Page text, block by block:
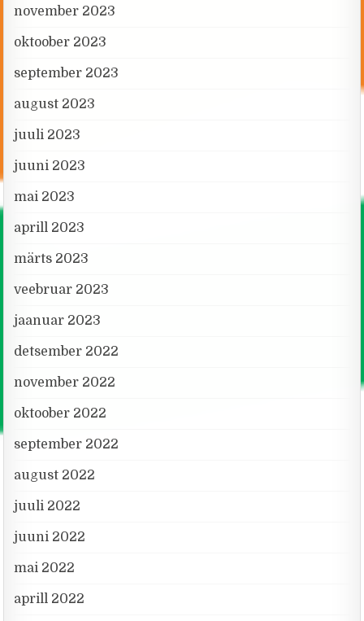
november 2023
oktoober 2023
september 2023
august 2023
juuli 2023
juuni 2023
mai 2023
aprill 2023
märts 2023
veebruar 2023
jaanuar 2023
detsember 2022
november 2022
oktoober 2022
september 2022
august 2022
juuli 2022
juuni 2022
mai 2022
aprill 2022